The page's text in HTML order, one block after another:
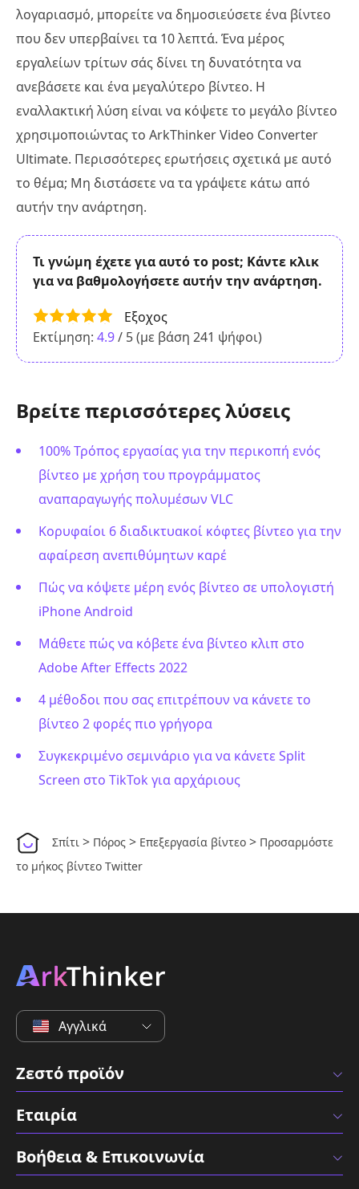
λογαριασμό, μπορείτε να δημοσιεύσετε ένα βίντεο
που δεν υπερβαίνει τα 10 λεπτά. Ένα μέρος
εργαλείων τρίτων σάς δίνει τη δυνατότητα να
ανεβάσετε και ένα μεγαλύτερο βίντεο. Η
εναλλακτική λύση είναι να κόψετε το μεγάλο βίντεο
χρησιμοποιώντας το ArkThinker Video Converter
Ultimate. Περισσότερες ερωτήσεις σχετικά με αυτό
το θέμα; Μη διστάσετε να τα γράψετε κάτω από
αυτήν την ανάρτηση.
Τι γνώμη έχετε για αυτό το post; Κάντε κλικ
για να βαθμολογήσετε αυτήν την ανάρτηση.
Εξοχος
Εκτίμηση: 4.9/ 5 (με βάση 241 ψήφοι)
Βρείτε περισσότερες λύσεις
100% Τρόπος εργασίας για την περικοπή ενός
βίντεο με χρήση του προγράμματος
αναπαραγωγής πολυμέσων VLC
Κορυφαίοι 6 διαδικτυακοί κόφτες βίντεο για την
αφαίρεση ανεπιθύμητων καρέ
Πώς να κόψετε μέρη ενός βίντεο σε υπολογιστή
iPhone Android
Μάθετε πώς να κόβετε ένα βίντεο κλιπ στο
Adobe After Effects 2022
4 μέθοδοι που σας επιτρέπουν να κάνετε το
βίντεο 2 φορές πιο γρήγορα
Συγκεκριμένο σεμινάριο για να κάνετε Split
Screen στο TikTok για αρχάριους
Σπίτι > Πόρος > Επεξεργασία βίντεο > Προσαρμόστε
το μήκος βίντεο Twitter
Αγγλικά
Ζεστό προϊόν
Εταιρία
Βοήθεια & Επικοινωνία